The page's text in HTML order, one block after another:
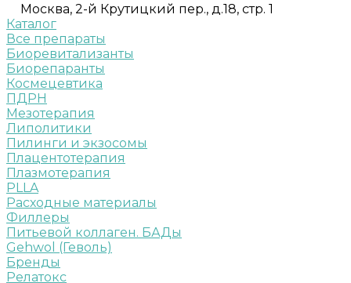
Москва, 2-й Крутицкий пер., д.18, стр. 1
Каталог
Все препараты
Биоревитализанты
Биорепаранты
Космецевтика
ПДРН
Мезотерапия
Липолитики
Пилинги и экзосомы
Плацентотерапия
Плазмотерапия
PLLA
Расходные материалы
Филлеры
Питьевой коллаген. БАДы
Gehwol (Геволь)
Бренды
Релатокс